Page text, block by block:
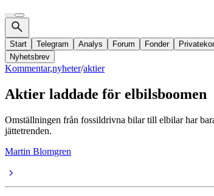
Start Telegram Analys Forum Fonder
Nyhetsbrev
Kommentar,nyheter/aktier
Aktier laddade för elbilsboomen
Omställningen från fossildrivna bilar till elbilar har
jättetrenden.
Martin Blomgren